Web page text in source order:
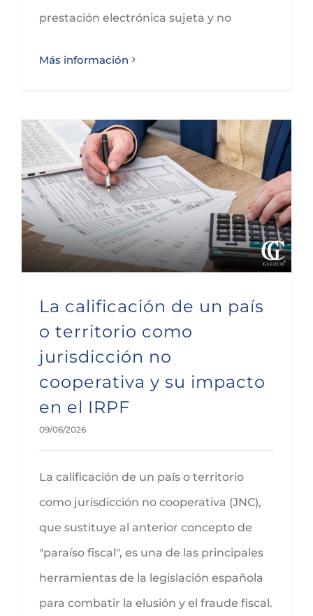
prestación electrónica sujeta y no
Más información
La calificación de un país
o territorio como
jurisdicción no
cooperativa y su impacto
en el IRPF
09/06/2026
La calificación de un país o territorio
como jurisdicción no cooperativa (JNC),
que sustituye al anterior concepto de
"paraíso fiscal", es una de las principales
herramientas de la legislación española
para combatir la elusión y el fraude fiscal.